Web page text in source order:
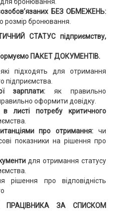
для бронювання.
БЕЗ ОБМЕЖЕНЬ:
розмір бронювання.
СТАТУС підприємству,
ПАКЕТ ДОКУМЕНТІВ.
підходять для отримання
підприємства.
зарплати: як правильно
оформити довідку.
в листі потребу критичного
про отримання: чи
показники на рішення про
для отримання статусу
рішення про відповідність
ЗА СПИСКОМ